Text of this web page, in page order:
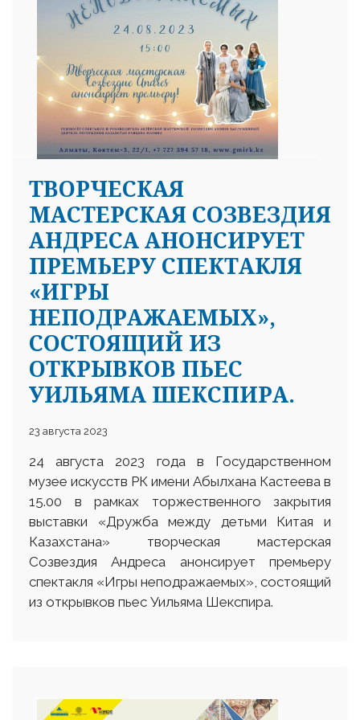
ТВОРЧЕСКАЯ
МАСТЕРСКАЯ СОЗВЕЗДИЯ
АНДРЕСА АНОНСИРУЕТ
ПРЕМЬЕРУ СПЕКТАКЛЯ
«ИГРЫ
НЕПОДРАЖАЕМЫХ»,
СОСТОЯЩИЙ ИЗ
ОТКРЫВКОВ ПЬЕС
УИЛЬЯМА ШЕКСПИРА.
23 августа 2023
24 августа 2023 года в Государственном
музее искусств РК имени Абылхана Кастеева в
15.00 в рамках торжественного закрытия
выставки «Дружба между детьми Китая и
Казахстана» творческая мастерская
Созвездия Андреса анонсирует премьеру
спектакля «Игры неподражаемых», состоящий
из открывков пьес Уильяма Шекспира.